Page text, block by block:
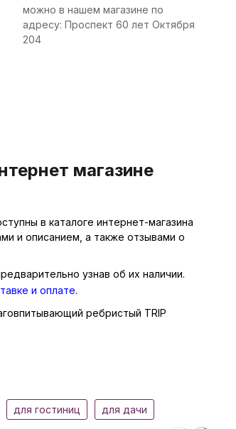
можно в нашем магазине по
адресу: Проспект 60 лет Октября
204
магазине
в каталоге интернет-магазина
и описанием, а также отзывами о
узнав об их наличии.
и оплате.
ребристый TRIP
для гостиниц для дачи